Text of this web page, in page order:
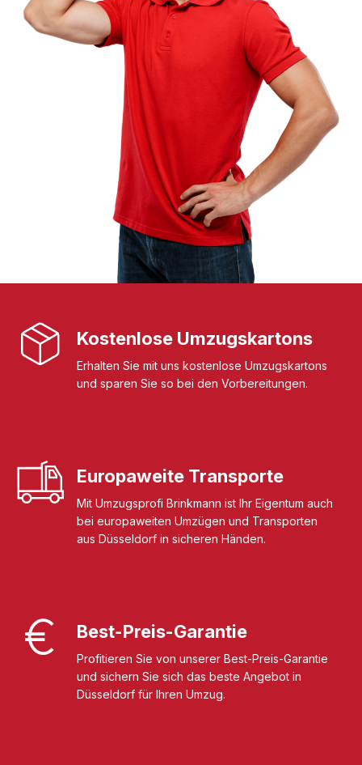
Kostenlose Umzugskartons
Erhalten Sie mit uns kostenlose Umzugskartons
und sparen Sie so bei den Vorbereitungen.
Europaweite Transporte
Mit Umzugsprofi Brinkmann ist Ihr Eigentum auch
bei europaweiten Umzügen und Transporten
aus Düsseldorf in sicheren Händen.
Best-Preis-Garantie
Profitieren Sie von unserer Best-Preis-Garantie
und sichern Sie sich das beste Angebot in
Düsseldorf für Ihren Umzug.